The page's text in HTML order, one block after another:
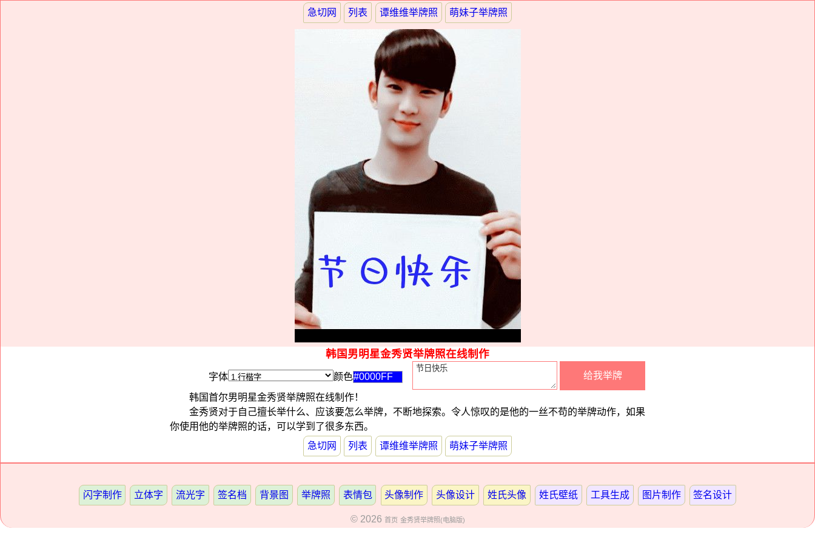
急切网 列表 谭维维举牌照 萌妹子举牌照
韩国男明星金秀贤举牌照在线制作
字体
颜色
韩国首尔男明星金秀贤举牌照在线制作！
金秀贤对于自己擅长举什么、应该要怎么举牌，不断地探索。令人惊叹的是他的一丝不苟的举牌动作，如果
你使用他的举牌照的话，可以学到了很多东西。
急切网
列表 谭维维举牌照 萌妹子举牌照
闪字制作 立体字 流光字 签名档 背景图 举牌照 表情包 头像制作 头像设计 姓氏头像 姓氏壁纸 工具生成 图片制作 签名设计
© 2026 首页 金秀贤举牌照(电脑版)